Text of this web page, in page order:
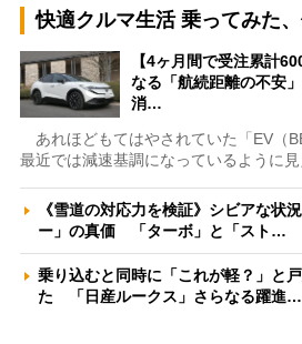
快適クルマ生活 乗ってみた
【4ヶ月間で受注累計
なる「航続距離の不安
消…
あれほどもてはやされていた「EV（
最近では減速基調になっているように
《雪道の対応力を検証》シビアな状
ー」の真価 「ターボ」と「スト…
乗り込むと同時に「これが軽？」と
た 「日産ルークス」さらなる躍進…